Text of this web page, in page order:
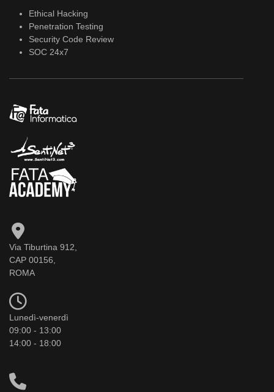
Ethical Hacking
Penetration Testing
Security Code Review
SOC 24x7
Via Tiburtina 912,
CAP 00156,
ROMA
Lunedì-venerdì
09:00 - 13:00
14:00 - 18:00